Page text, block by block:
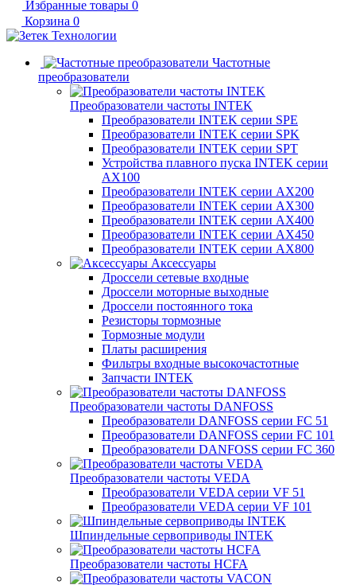
Избранные товары 0
Корзина 0
Частотные
преобразователи
Преобразователи частоты INTEK
Преобразователи INTEK серии SPE
Преобразователи INTEK серии SPK
Преобразователи INTEK серии SPT
Устройства плавного пуска INTEK серии
AX100
Преобразователи INTEK серии AX200
Преобразователи INTEK серии AX300
Преобразователи INTEK серии AX400
Преобразователи INTEK серии AX450
Преобразователи INTEK серии AX800
Аксессуары
Дроссели сетевые входные
Дроссели моторные выходные
Дроссели постоянного тока
Резисторы тормозные
Тормозные модули
Платы расширения
Фильтры входные высокочастотные
Запчасти INTEK
Преобразователи частоты DANFOSS
Преобразователи DANFOSS серии FC 51
Преобразователи DANFOSS серии FC 101
Преобразователи DANFOSS серии FC 360
Преобразователи частоты VEDA
Преобразователи VEDA серии VF 51
Преобразователи VEDA серии VF 101
Шпиндельные сервоприводы INTEK
Преобразователи частоты HCFA